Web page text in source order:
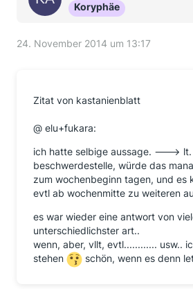
Koryphäe
24. November 2014 um 13:17
Zitat von kastanienblatt
@ elu+fukara:
ich hatte selbige aussage. ---> lt.
beschwerdestelle, würde das
zum wochenbeginn tagen, und es
evtl ab wochenmitte zu weiteren
es war wieder eine antwort von
unterschiedlichster art..
wenn, aber, vllt, evtl............ usw..
stehen
schön, wenn es denn